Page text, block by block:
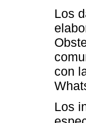
Los
con
Los